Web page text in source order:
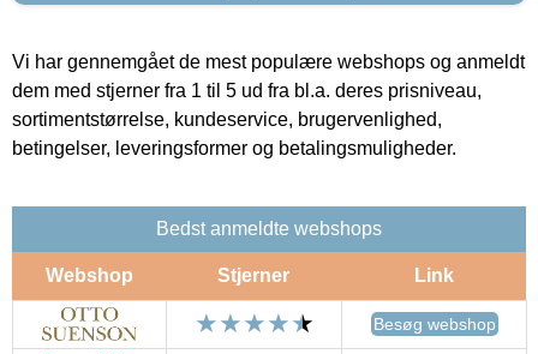
Vi har gennemgået de mest populære webshops og anmeldt
dem med stjerner fra 1 til 5 ud fra bl.a. deres prisniveau,
sortimentstørrelse, kundeservice, brugervenlighed,
betingelser, leveringsformer og betalingsmuligheder.
Bedst anmeldte webshops
Webshop Stjerner Link
Besøg webshop